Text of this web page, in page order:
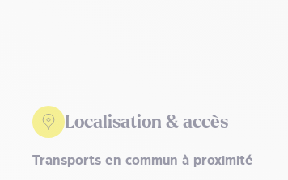
Localisation & accès
Transports en commun à proximité